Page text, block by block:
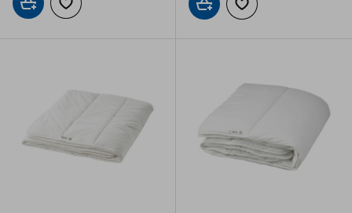
Προσθήκη στο καλάθι
Προσθήκη στα αγαπημένα Προσθήκη στο καλάθι
Προσθήκη στα